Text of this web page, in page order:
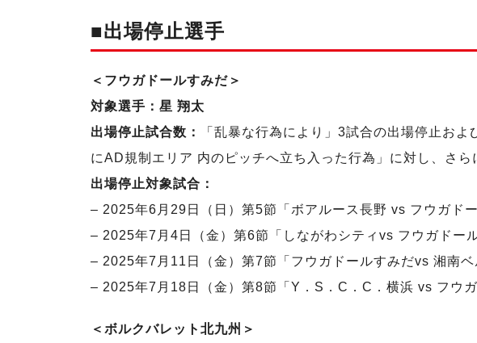
■出場停止選手
＜フウガドールすみだ＞
対象選手：星 翔太
出場停止試合数：
「乱暴な行為により」3試合の出場停止お
にAD規制エリア 内のピッチへ立ち入った行為」に対し、さら
出場停止対象試合：
– 2025年6月29日（日）第5節「ボアルース長野 vs フウガドー
– 2025年7月4日（金）第6節「しながわシティvs フウガドール
– 2025年7月11日（金）第7節「フウガドールすみだvs 湘南ベ
– 2025年7月18日（金）第8節「Y．S．C．C．横浜 vs フウガ
＜ボルクバレット北九州＞